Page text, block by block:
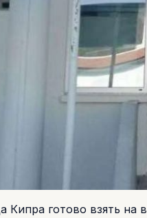
Кипра готово взять